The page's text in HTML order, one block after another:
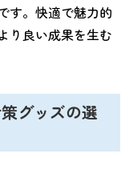
す。快適で魅力的
り良い成果を生む
グッズの選